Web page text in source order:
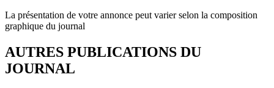
La présentation de votre annonce peut varier selon la composition
graphique du journal
AUTRES PUBLICATIONS DU
JOURNAL